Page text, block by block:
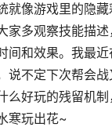
就像游戏里的隐
家多观察技能描
间和效果。我最近
说不定下次帮会
么好玩的残留机
寒玩出花~